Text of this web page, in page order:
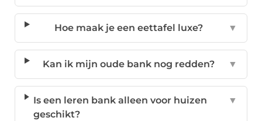
Hoe maak je een eettafel luxe? ▼
Kan ik mijn oude bank nog redden? ▼
Is een leren bank alleen voor huizen
geschikt?
▼